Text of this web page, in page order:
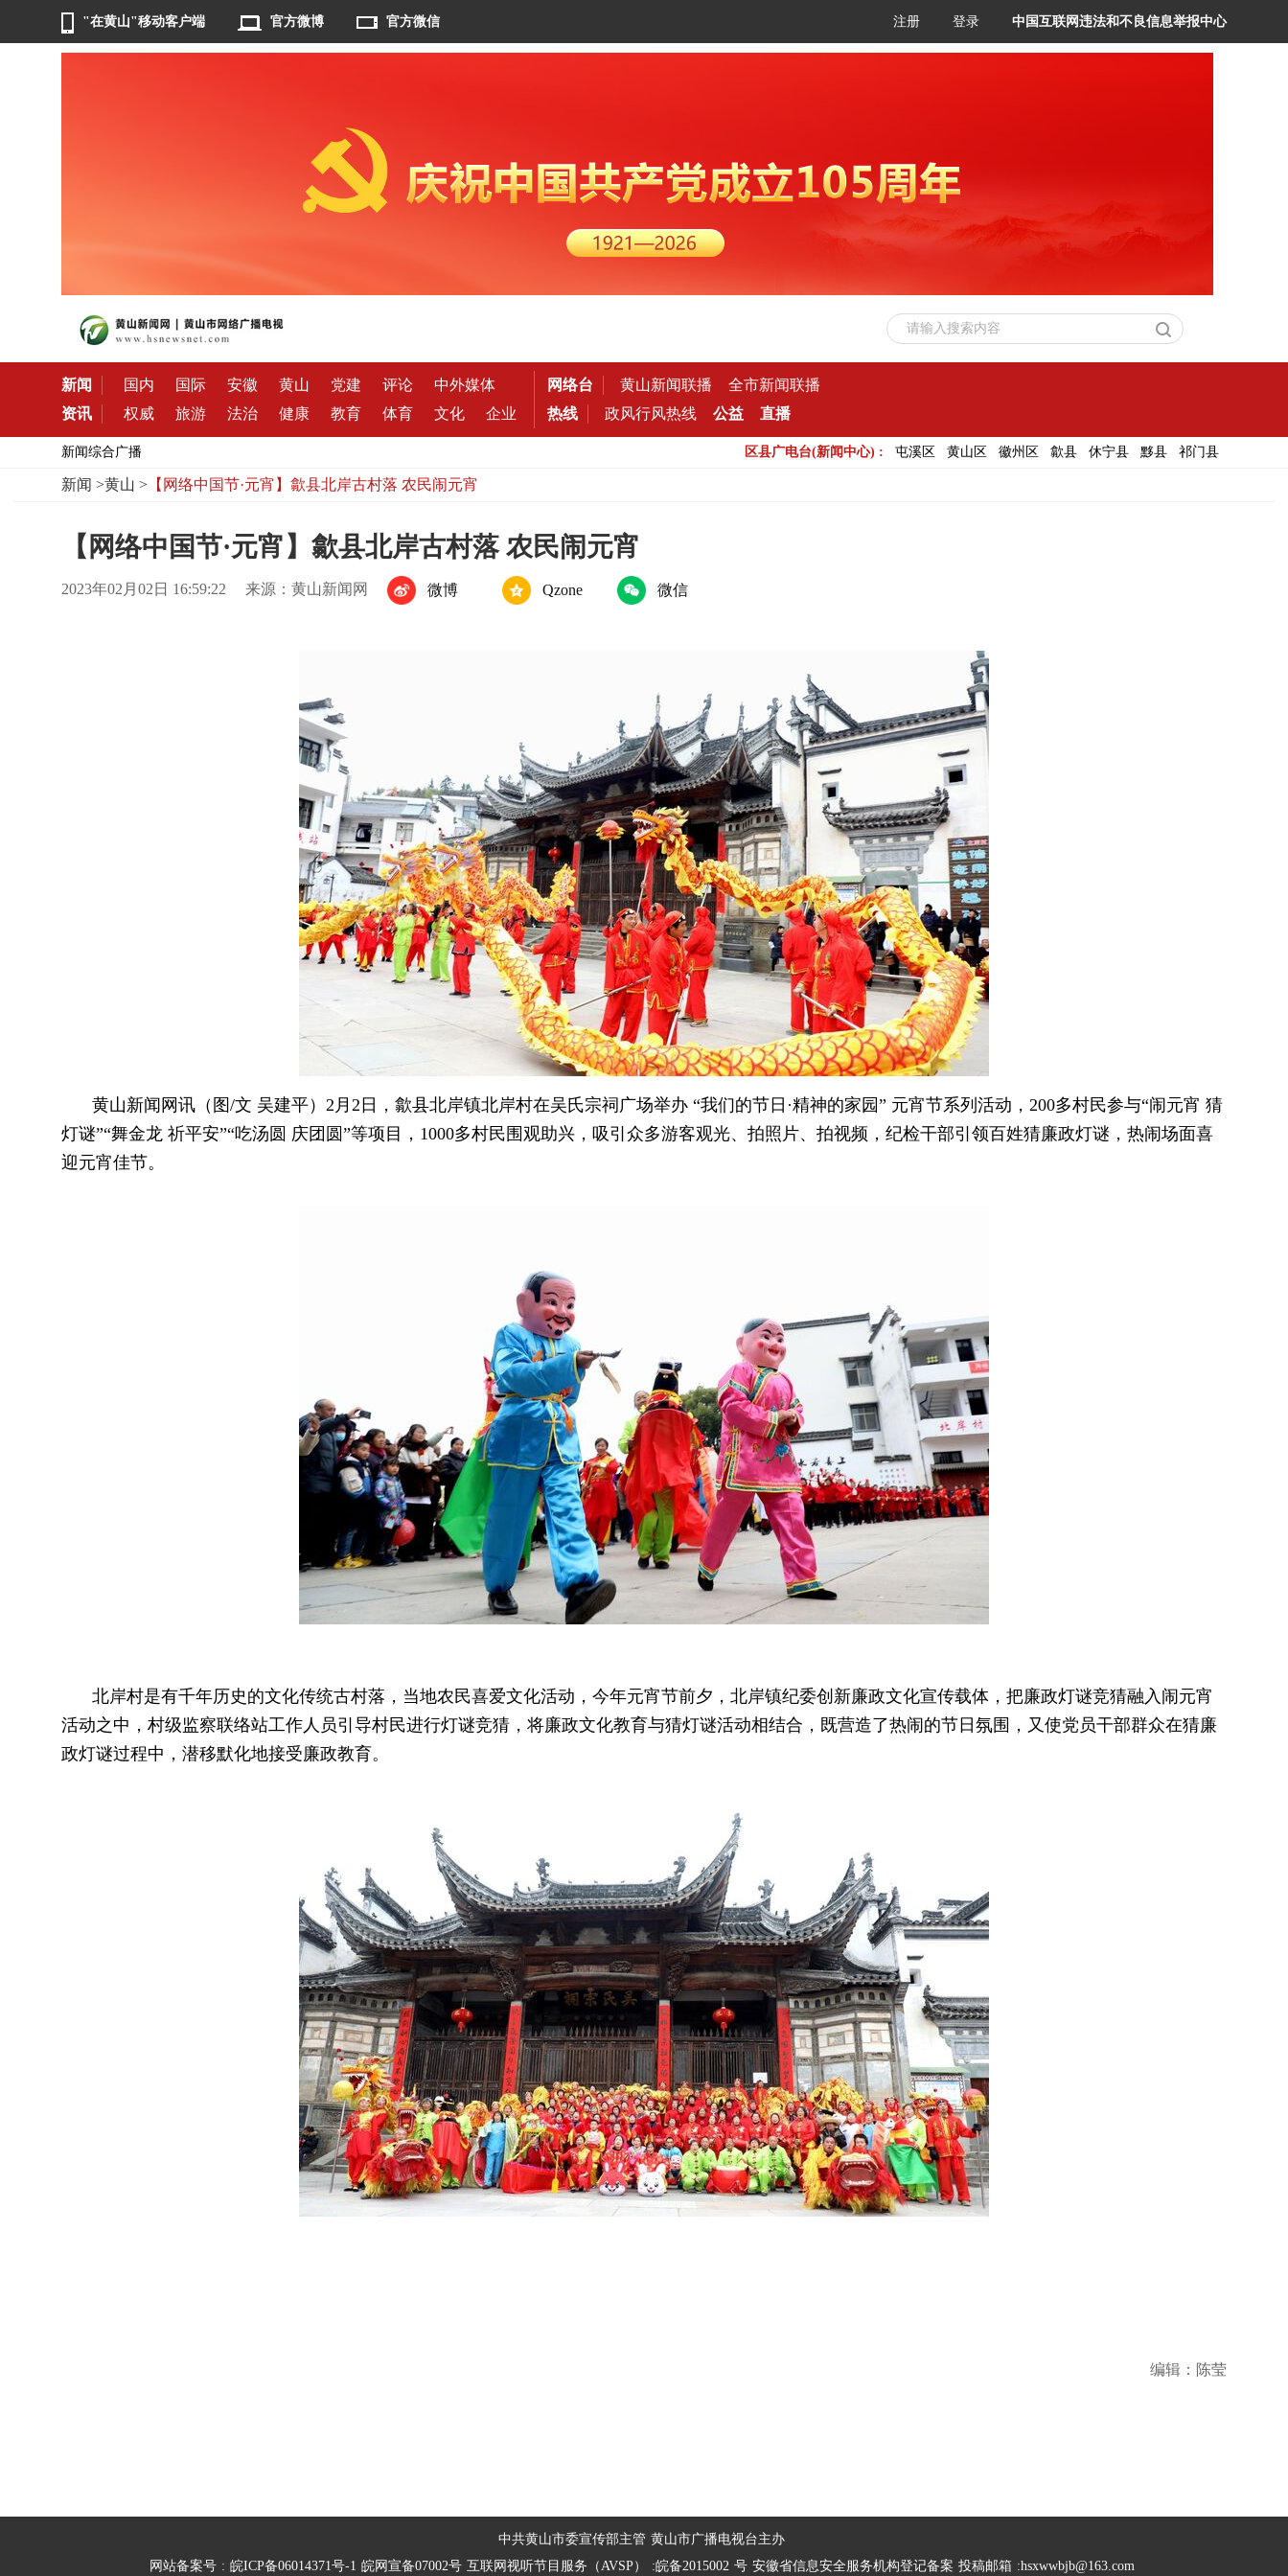
"在黄山"移动客户端 官方微博 官方微信 注册 登录 中国互联网违法和不良信息举报中心
请输入搜索内容
新闻 国内 国际 安徽 黄山 党建 评论
中外媒体
资讯
权威 旅游 法治 健康 教育 体育 文化 企业
网络台 黄山新闻联播
全市新闻联播
热线
政风行风热线 公益 直播
新闻综合广播 区县广电台(新闻中心) : 屯溪区 黄山区 徽州区 歙县 休宁县 黟县 祁门县
新闻 >黄山 >【网络中国节·元宵】歙县北岸古村落 农民闹元宵
【网络中国节·元宵】歙县北岸古村落 农民闹元宵
2023年02月02日 16:59:22 来源：黄山新闻网 微博 Qzone 微信
黄山新闻网讯（图/文 吴建平） 2月2日，歙县北岸镇北岸村在吴氏宗祠广场举办 “我们的节日·精神的家园” 元宵节系列活动，200多村民参与“闹元宵 猜
灯谜”“舞金龙 祈平安”“吃汤圆 庆团圆”等项目，1000多村民围观助兴，吸引众多游客观光、拍照片、拍视频，纪检干部引领百姓猜廉政灯谜，热闹场面喜
迎元宵佳节。
北岸村是有千年历史的文化传统古村落，当地农民喜爱文化活动，今年元宵节前夕，北岸镇纪委创新廉政文化宣传载体，把廉政灯谜竞猜融入闹元宵
活动之中，村级监察联络站工作人员引导村民进行灯谜竞猜，将廉政文化教育与猜灯谜活动相结合，既营造了热闹的节日氛围，又使党员干部群众在猜廉
政灯谜过程中，潜移默化地接受廉政教育。
编辑：陈莹
中共黄山市委宣传部主管 黄山市广播电视台主办
网站备案号 : 皖ICP备06014371号-1 皖网宣备07002号 互联网视听节目服务（AVSP） :皖备2015002 号 安徽省信息安全服务机构登记备案 投稿邮箱 :hsxwwbjb@163.com